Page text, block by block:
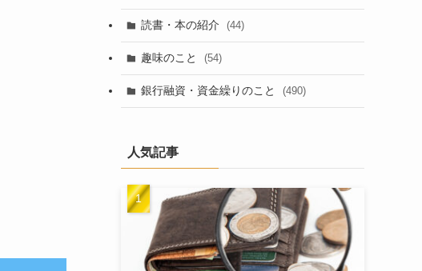
読書・本の紹介 (44)
趣味のこと (54)
銀行融資・資金繰りのこと (490)
人気記事